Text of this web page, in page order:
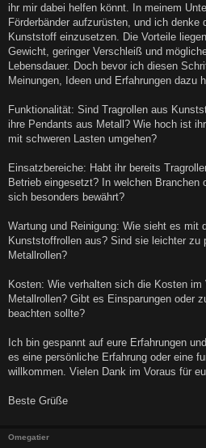
ihr mir dabei helfen könnt. In meinem
Förderbänder aufzurüsten, und ich denke
Kunststoff einzusetzen. Die Vorteile
Gewicht, geringer Verschleiß und
Lebensdauer. Doch bevor ich diesen
Meinungen, Ideen und Erfahrungen dazu
Funktionalität: Sind Tragrollen aus
ihre Pendants aus Metall? Wie hoch ist
mit schweren Lasten umgehen?
Einsatzbereiche: Habt ihr bereits
Betrieb eingesetzt? In welchen Branchen
sich besonders bewährt?
Wartung und Reinigung: Wie sieht es mit
Kunststoffrollen aus? Sind sie leichter zu
Metallrollen?
Kosten: Wie verhalten sich die Kosten
Metallrollen? Gibt es Einsparungen oder
beachten sollte?
Ich bin gespannt auf eure Erfahrungen
es eine persönliche Erfahrung oder eine
willkommen. Vielen Dank im Voraus für
Beste Grüße
Omegatier